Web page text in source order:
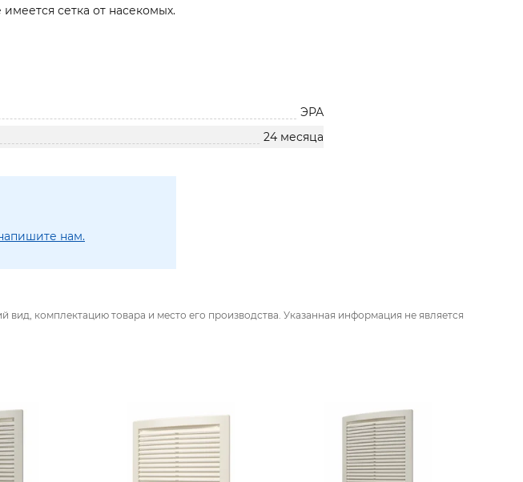
сетка от насекомых.
ЭРА
24 месяца
нам.
комплектацию товара и место его производства. Указанная информация не является